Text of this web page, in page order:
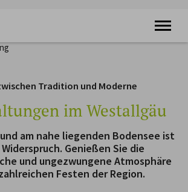
Tradition und Moderne
im Westallgäu
am nahe liegenden Bodensee ist
Genießen Sie die
und ungezwungene Atmosphäre
Festen der Region.